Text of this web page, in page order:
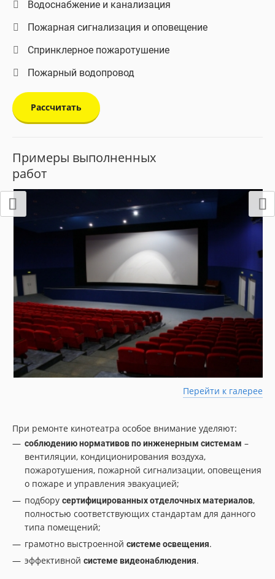
Водоснабжение и канализация
Пожарная сигнализация и оповещение
Спринклерное пожаротушение
Пожарный водопровод
Рассчитать
Примеры выполненных
работ
Перейти к галерее
При ремонте кинотеатра особое внимание уделяют:
соблюдению нормативов по инженерным системам –
вентиляции, кондиционирования воздуха,
пожаротушения, пожарной сигнализации, оповещения
о пожаре и управления эвакуацией;
подбору сертифицированных отделочных материалов,
полностью соответствующих стандартам для данного
типа помещений;
грамотно выстроенной системе освещения.
эффективной системе видеонаблюдения.